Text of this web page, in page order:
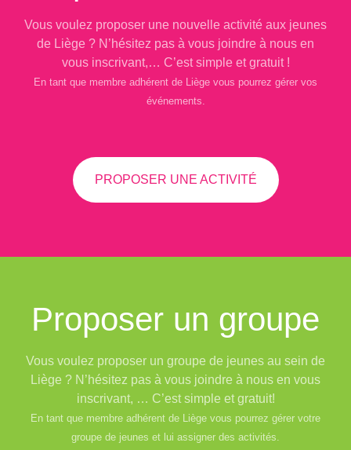
Vous voulez proposer une nouvelle activité aux jeunes
de Liège ? N’hésitez pas à vous joindre à nous en
vous inscrivant,… C’est simple et gratuit !
En tant que membre adhérent de Liège vous pourrez gérer vos
événements.
PROPOSER UNE ACTIVITÉ
Proposer un groupe
Vous voulez proposer un groupe de jeunes au sein de
Liège ? N’hésitez pas à vous joindre à nous en vous
inscrivant, … C’est simple et gratuit!
En tant que membre adhérent de Liège vous pourrez gérer votre
groupe de jeunes et lui assigner des activités.